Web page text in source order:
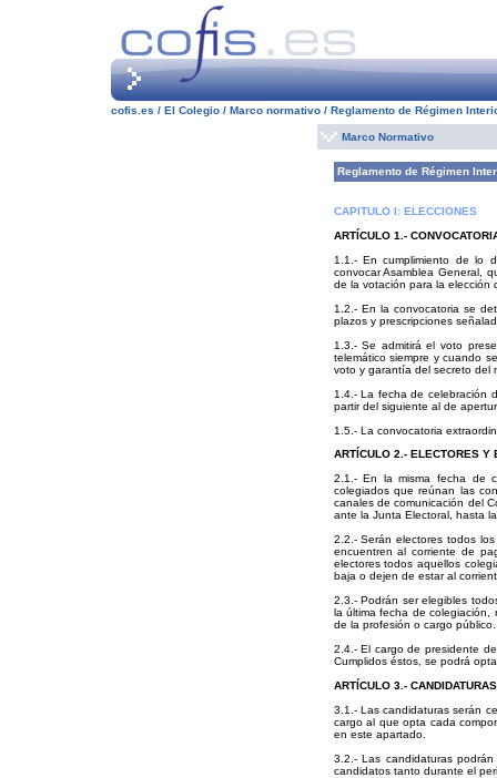
cofis.es / El Colegio / Marco normativo / Reglamento de Régimen
Marco Normativo
Reglamento de Régimen
CAPITULO I: ELECCIONES
ARTÍCULO 1.-
1.1.- En cumplimiento de lo
convocar Asamblea General,
de la votación para la elección
1.2.- En la convocatoria se
plazos y prescripciones
1.3.- Se admitirá el voto
telemático siempre y cuando
voto y garantía del secreto del
1.4.- La fecha de celebración
partir del siguiente al de
1.5.- La convocatoria
ARTÍCULO 2.- ELECTORES Y
2.1.- En la misma fecha de
colegiados que reúnan las
canales de comunicación del
ante la Junta Electoral, hasta
2.2.- Serán electores todos
encuentren al corriente de
electores todos aquellos
baja o dejen de estar al
2.3.- Podrán ser elegibles
la última fecha de colegiación,
de la profesión o cargo público.
2.4.- El cargo de presidente
Cumplidos éstos, se podrá
ARTÍCULO 3.- CANDIDATURAS
3.1.- Las candidaturas serán
cargo al que opta cada
en este apartado.
3.2.- Las candidaturas
candidatos tanto durante el